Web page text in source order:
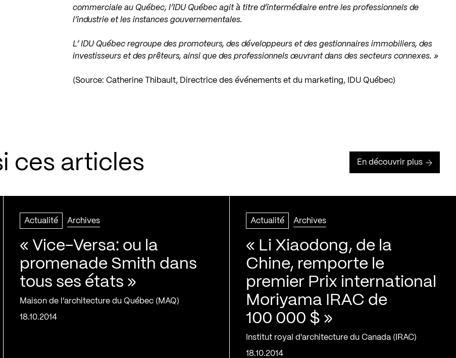
commerciale au Québec, l’IDU Québec agit à titre d’intermédiaire entre les professionnels de
l’industrie et les instances gouvernementales.
L’ IDU Québec regroupe des promoteurs, des développeurs et des gestionnaires immobiliers, des
investisseurs et des prêteurs, ainsi que des professionnels œuvrant dans des secteurs connexes. »
(Source: Catherine Thibault, Directrice des événements et du marketing, IDU Québec)
ces articles En découvrir plus
Actualité Archives
« Vice-Versa: ou la
promenade Smith dans
tous ses états »
Maison de l'architecture du Québec (MAQ)
18.10.2014
Actualité Archives
« Li Xiaodong, de la
Chine, remporte le
premier Prix international
Moriyama IRAC de
100 000 $ »
Institut royal d'architecture du Canada (IRAC)
18.10.2014